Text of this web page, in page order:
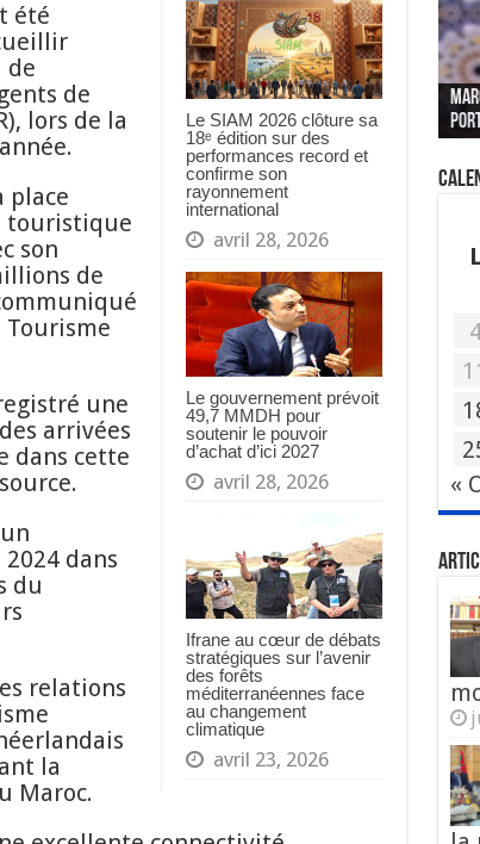
Le SIAM 2026 clôture sa
18ᵉ édition sur des
performances record et
confirme son
rayonnement
international
avril 28, 2026
Le gouvernement prévoit
49,7 MMDH pour
soutenir le pouvoir
d’achat d’ici 2027
avril 28, 2026
Ifrane au cœur de débats
stratégiques sur l’avenir
des forêts
méditerranéennes face
au changement
climatique
avril 23, 2026
été
de
de
lors de la
place
touristique
son
de
Tourisme
une
arrivées
dans cette
dans
du
relations
la
Maroc.
Le
des
«
L
«